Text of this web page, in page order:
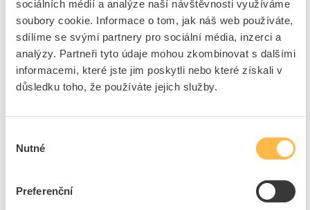
sociálních médií a analýze naší návštěvnosti využíváme
soubory cookie. Informace o tom, jak náš web používáte,
sdílíme se svými partnery pro sociální média, inzerci a
analýzy. Partneři tyto údaje mohou zkombinovat s dalšími
informacemi, které jste jim poskytli nebo které získali v
důsledku toho, že používáte jejich služby.
souhlasu
Nutné
Preferenční
ks do košíku
Přidat k porovnání
4